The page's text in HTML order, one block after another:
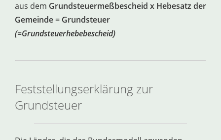
aus dem Grundsteuermeßbescheid x Hebesatz der
Gemeinde = Grundsteuer
(=Grundsteuerhebebescheid)
Feststellungserklärung zur
Grundsteuer